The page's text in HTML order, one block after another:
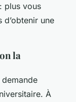
plus vous
une
la
À